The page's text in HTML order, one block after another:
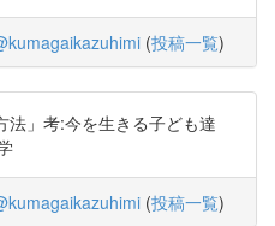
(投稿一覧)
法」考:今を生きる子ども達
(投稿一覧)